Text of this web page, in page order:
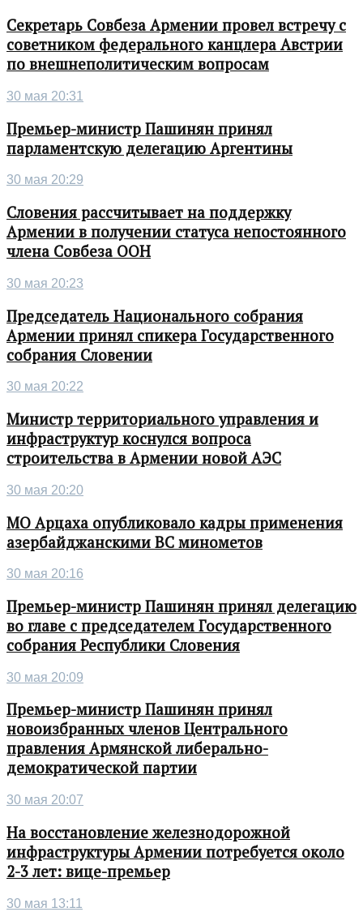
Секретарь Совбеза Армении провел встречу с
советником федерального канцлера Австрии
по внешнеполитическим вопросам
30 мая 20:31
Премьер-министр Пашинян принял
парламентскую делегацию Аргентины
30 мая 20:29
Словения рассчитывает на поддержку
Армении в получении статуса непостоянного
члена Совбеза ООН
30 мая 20:23
Председатель Национального собрания
Армении принял спикера Государственного
собрания Словении
30 мая 20:22
Министр территориального управления и
инфраструктур коснулся вопроса
строительства в Армении новой АЭС
30 мая 20:20
МО Арцаха опубликовало кадры применения
азербайджанскими ВС минометов
30 мая 20:16
Премьер-министр Пашинян принял делегацию
во главе с председателем Государственного
собрания Республики Словения
30 мая 20:09
Премьер-министр Пашинян принял
новоизбранных членов Центрального
правления Армянской либерально-
демократической партии
30 мая 20:07
На восстановление железнодорожной
инфраструктуры Армении потребуется около
2-3 лет: вице-премьер
30 мая 13:11